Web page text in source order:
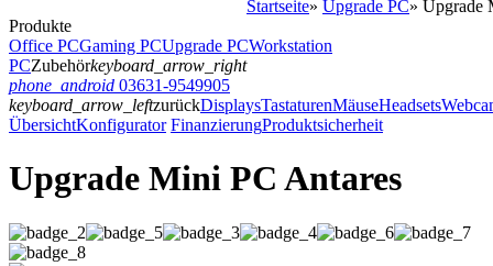
Startseite» Upgrade PC» Upgrade
Produkte
Office PCGaming PCUpgrade PCWorkstation
PCZubehörkeyboard_arrow_right
phone_android 03631-9549905
keyboard_arrow_leftzurückDisplaysTastaturenMäuseHeadsets
ÜbersichtKonfigurator FinanzierungProduktsicherheit
Upgrade Mini PC Antares